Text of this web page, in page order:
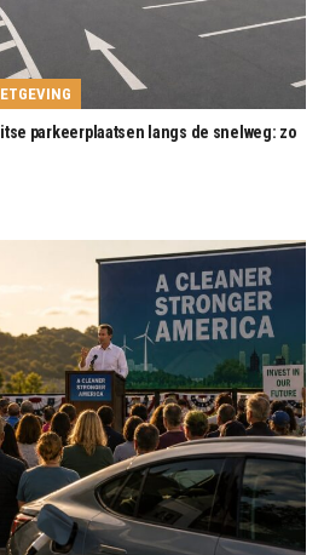
parkeerplaatsen langs de snelweg: zo